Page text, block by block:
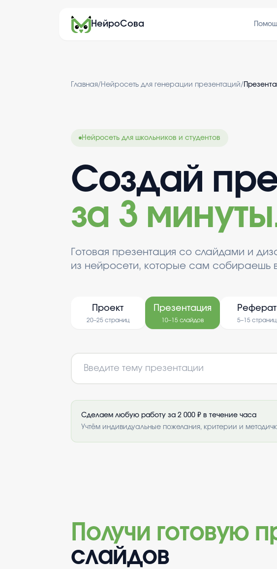
НейроСова
Главная/ Нейросеть для генерации презентаций/
Нейросеть для школьников и студентов
Создай
за 3 минуты
Готовая презентация со слайдами и
из нейросети, которые сам собираешь
Проект
20–25 страниц
Презентация
10–15 слайдов
Реферат
5–15 страниц
Сделаем любую работу за 2 000 ₽ в течение часа
Учтём индивидуальные пожелания, критерии и
Получи готовую
слайдов